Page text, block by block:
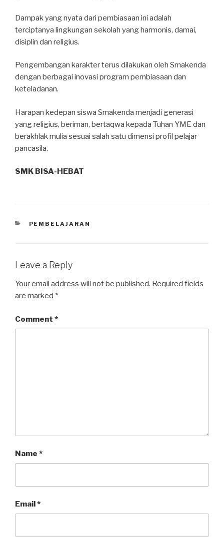
Dampak yang nyata dari pembiasaan ini adalah
terciptanya lingkungan sekolah yang harmonis, damai,
disiplin dan religius.
Pengembangan karakter terus dilakukan oleh Smakenda
dengan berbagai inovasi program pembiasaan dan
keteladanan.
Harapan kedepan siswa Smakenda menjadi generasi
yang religius, beriman, bertaqwa kepada Tuhan YME dan
berakhlak mulia sesuai salah satu dimensi profil pelajar
pancasila.
SMK BISA-HEBAT
PEMBELAJARAN
Leave a Reply
Your email address will not be published. Required fields
are marked *
Comment *
Name *
Email*